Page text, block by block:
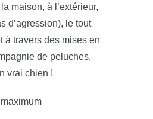
maison, à l’extérieur,
d’agression), le tout
à travers des mises en
de peluches,
vrai chien !